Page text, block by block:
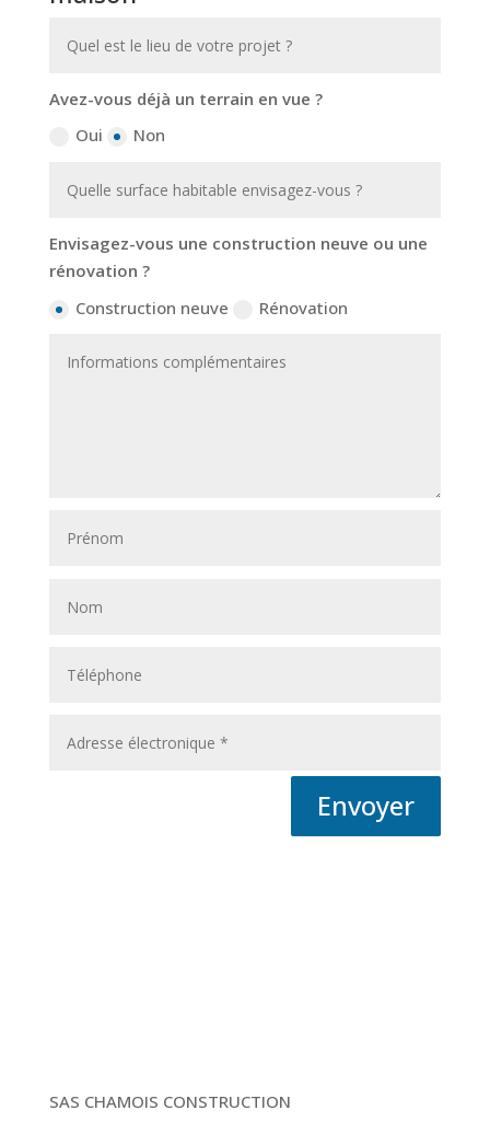
Avez-vous déjà un terrain en vue ?
Oui
Non
Envisagez-vous une construction neuve ou une
rénovation ?
Construction neuve
Rénovation
Envoyer
SAS CHAMOIS CONSTRUCTION​